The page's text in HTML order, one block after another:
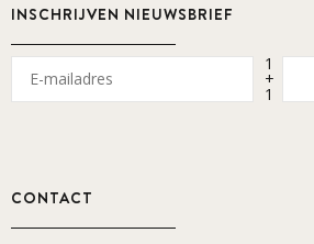
INSCHRIJVEN NIEUWSBRIEF
1
+
1
CONTACT